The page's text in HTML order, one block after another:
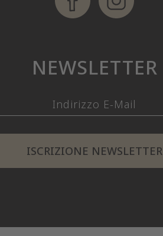
NEWSLETTER
ISCRIZIONE NEWSLETTER